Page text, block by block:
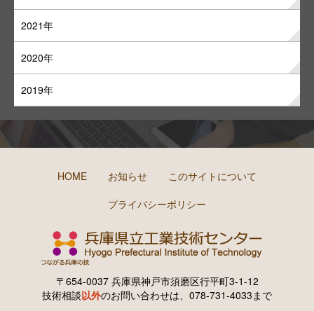
2021年
2020年
2019年
HOME お知らせ
このサイトについて
プライバシーポリシー
〒654-0037 兵庫県神戸市須磨区行平町3-1-12
技術相談以外のお問い合わせは、078-731-4033まで